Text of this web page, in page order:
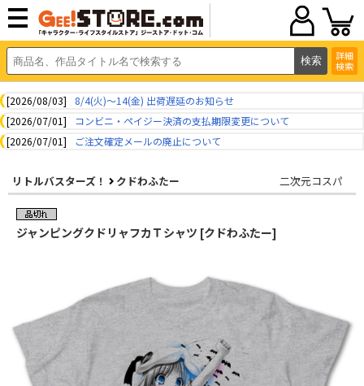
詳細
検索
[2026/08/03]
8/4(火)～14(金) 出荷遅延のお知らせ
[2026/07/01]
コンビニ・ペイジー決済の支払期限変更について
[2026/07/01]
ご注文確定メールの廃止について
リトルバスターズ！ クドわふたー 二次元コスパ
ジャンピングクドリャフカＴシャツ [クドわふたー]